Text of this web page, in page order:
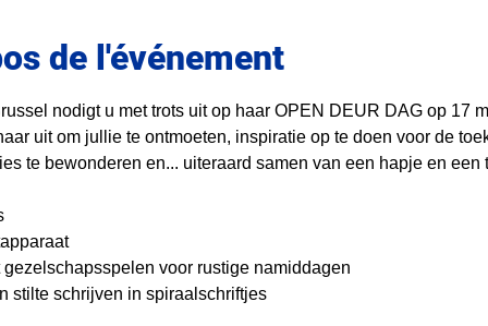
de l'événement
nodigt u met trots uit op haar OPEN DEUR DAG op 17
uit om jullie te ontmoeten, inspiratie op te doen voor de
te bewonderen en... uiteraard samen van een hapje en een
gezelschapsspelen voor rustige namiddagen
stilte schrijven in spiraalschriftjes